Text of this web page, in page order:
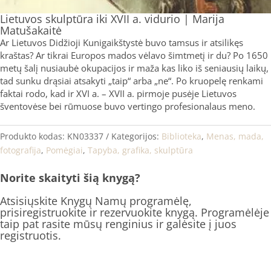
Lietuvos skulptūra iki XVII a. vidurio | Marija
Matušakaitė
Ar Lietuvos Didžioji Kunigaikštystė buvo tamsus ir atsilikęs
kraštas? Ar tikrai Europos mados vėlavo šimtmetį ir du? Po 1650
metų šalį nusiaubė okupacijos ir maža kas liko iš seniausių laikų,
tad sunku drąsiai atsakyti „taip“ arba „ne“. Po kruopelę renkami
faktai rodo, kad ir XVI a. – XVII a. pirmoje pusėje Lietuvos
šventovėse bei rūmuose buvo vertingo profesionalaus meno.
Produkto kodas: KN03337 Kategorijos: Biblioteka, Menas, mada,
fotografija, Pomėgiai, Tapyba, grafika, skulptūra
Norite skaityti šią knygą?
Atsisiųskite Knygų Namų programėlę,
prisiregistruokite ir rezervuokite knygą. Programėlėje
taip pat rasite mūsų renginius ir galėsite į juos
registruotis.